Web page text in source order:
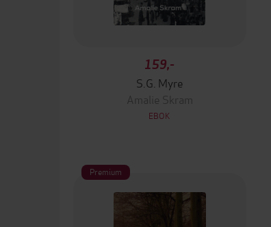
159,-
S.G. Myre
Amalie Skram
EBOK
Premium